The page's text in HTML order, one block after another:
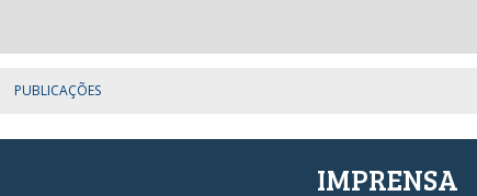
PUBLICAÇÕES
IMPRENSA